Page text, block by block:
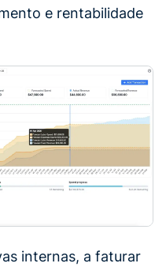
e rentabilidade
internas, a faturar